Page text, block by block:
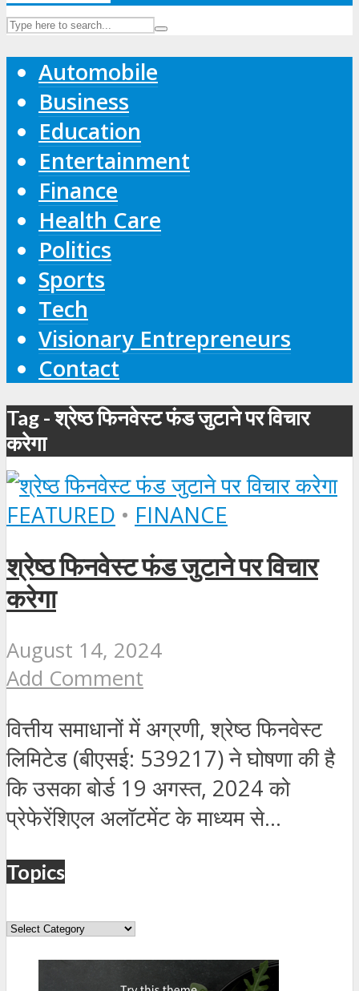
Automobile
Business
Education
Entertainment
Finance
Health Care
Politics
Sports
Tech
Visionary Entrepreneurs
Contact
Tag - श्रेष्ठ फिनवेस्ट फंड जुटाने पर विचार
करेगा
FEATURED • FINANCE
श्रेष्ठ फिनवेस्ट फंड जुटाने पर विचार
करेगा
August 14, 2024
Add Comment
वित्तीय समाधानों में अग्रणी, श्रेष्ठ फिनवेस्ट
लिमिटेड (बीएसई: 539217) ने घोषणा की है
कि उसका बोर्ड 19 अगस्त, 2024 को
प्रेफेरेंशिएल अलॉटमेंट के माध्यम से...
Topics
Topics